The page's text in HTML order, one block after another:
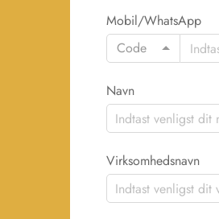
Mobil/WhatsApp
Code
Navn
Virksomhedsnavn